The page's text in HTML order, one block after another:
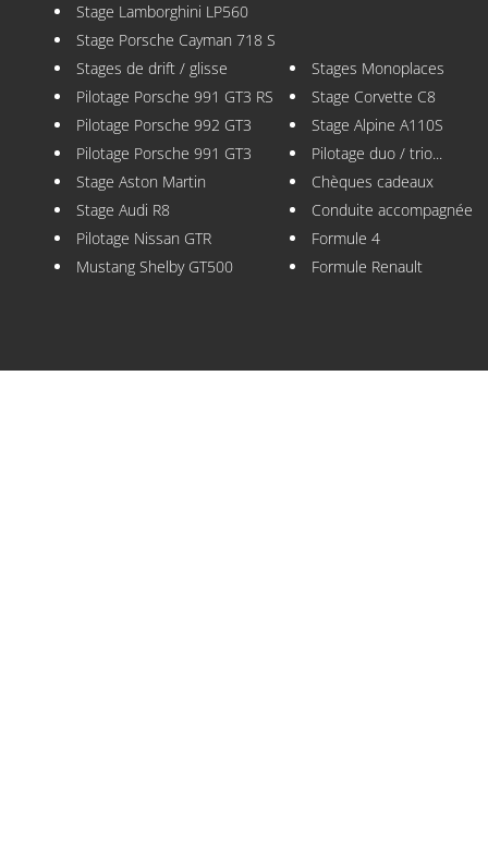
Stage Lamborghini LP560
Stage Porsche Cayman 718 S
Stages de drift / glisse
Pilotage Porsche 991 GT3 RS
Pilotage Porsche 992 GT3
Pilotage Porsche 991 GT3
Stage Aston Martin
Stage Audi R8
Pilotage Nissan GTR
Mustang Shelby GT500
Stages Monoplaces
Stage Corvette C8
Stage Alpine A110S
Pilotage duo / trio...
Chèques cadeaux
Conduite accompagnée
Formule 4
Formule Renault